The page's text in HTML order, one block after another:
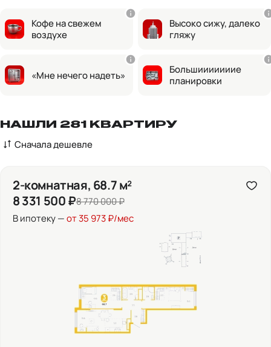
Кофе на свежем
воздухе
Высоко сижу, далеко
гляжу
«Мне нечего надеть»
Большииииииие
планировки
НАШЛИ 281 КВАРТИРУ
Сначала дешевле
2-комнатная, 68.7 м²
8 331 500 ₽8 770 000 ₽
В ипотеку —от 35 973 ₽/мес